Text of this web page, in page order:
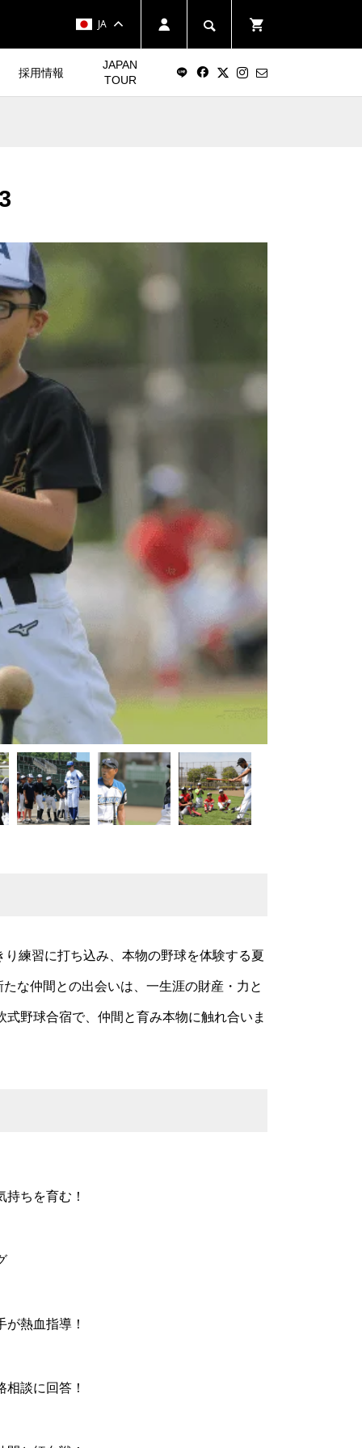
JA
採用情報
JAPAN
TOUR
練習に打ち込み、本物の野球を体験する夏
な仲間との出会いは、一生涯の財産・力と
野球合宿で、仲間と育み本物に触れ合いま
持ちを育む！
熱血指導！
談に回答！